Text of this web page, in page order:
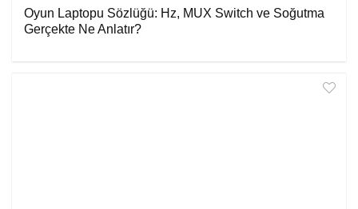
Oyun Laptopu Sözlüğü: Hz, MUX Switch ve Soğutma
Gerçekte Ne Anlatır?